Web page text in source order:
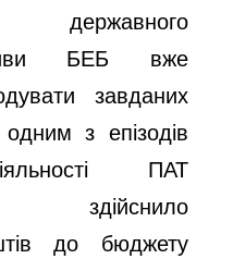
БЕБ вже
завданих
з епізодів
ПАТ
здійснило
до бюджету